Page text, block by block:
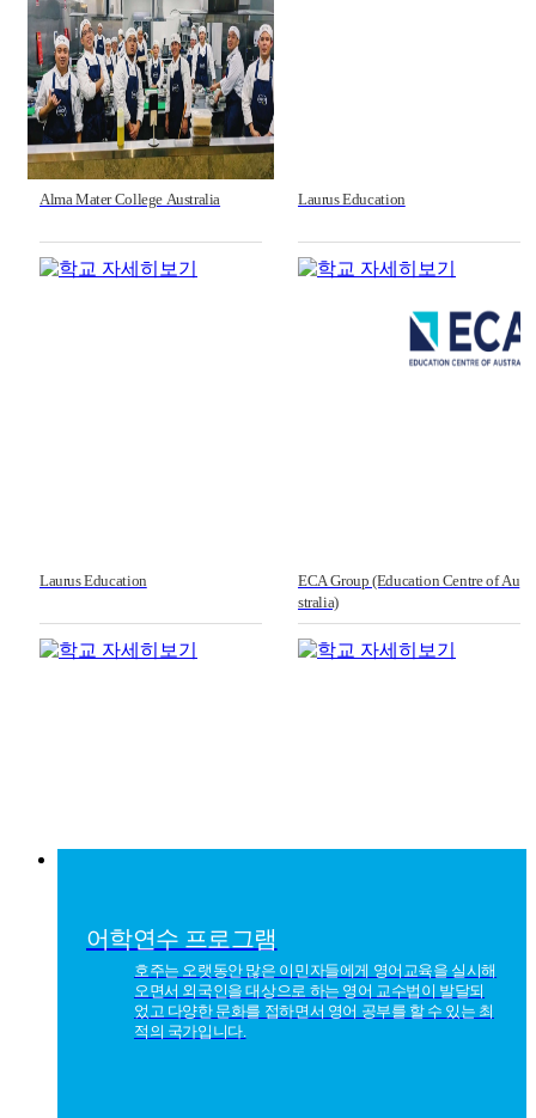
Alma Mater College Australia Laurus Education
Laurus Education
ECA Group (Education Centre of Au
stralia)
어학연수 프로그램
호주는 오랫동안 많은 이민자들에게 영어교육을 실시해
오면서 외국인을 대상으로 하는 영어 교수법이 발달되
었고 다양한 문화를 접하면서 영어 공부를 할 수 있는 최
적의 국가입니다.